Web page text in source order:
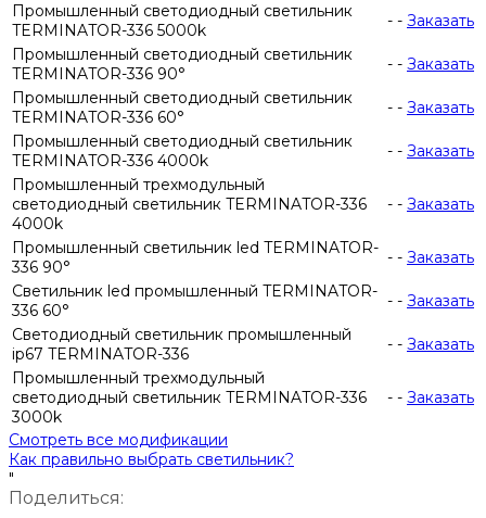
Промышленный светодиодный светильник
TERMINATOR-336 5000k
- - Заказать
Промышленный светодиодный светильник
TERMINATOR-336 90°
- - Заказать
Промышленный светодиодный светильник
TERMINATOR-336 60°
- - Заказать
Промышленный светодиодный светильник
TERMINATOR-336 4000k
- - Заказать
Промышленный трехмодульный
светодиодный светильник TERMINATOR-336
4000k
- - Заказать
Промышленный светильник led TERMINATOR-
336 90°
- - Заказать
Светильник led промышленный TERMINATOR-
336 60°
- - Заказать
Светодиодный светильник промышленный
ip67 TERMINATOR-336
- - Заказать
Промышленный трехмодульный
светодиодный светильник TERMINATOR-336
3000k
- - Заказать
Смотреть все модификации
Как правильно выбрать светильник?
"
Поделиться: